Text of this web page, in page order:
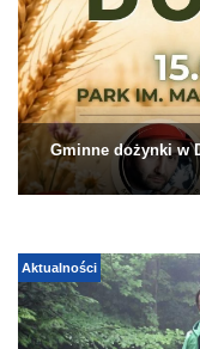
Gminne dożynki w
Aktualności